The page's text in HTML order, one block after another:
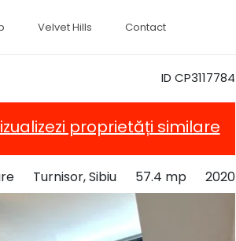
Velvet Hills Contact
ID CP3117784
proprietăți similare
Turnisor, Sibiu 57.4 mp 2020